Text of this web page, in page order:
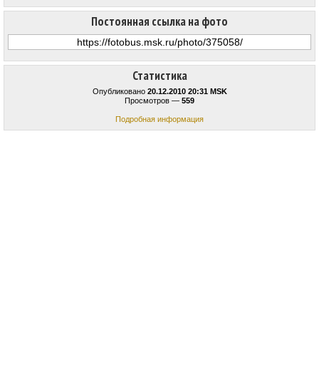
Статистика
Опубликовано 20.12.2010 20:31 MSK
Просмотров — 559
Подробная информация
Постоянная ссылка на фото